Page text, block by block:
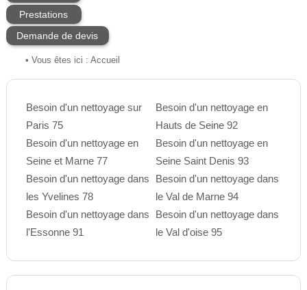
Prestations
Demande de devis
• Vous êtes ici : Accueil
Besoin d'un nettoyage sur
Paris 75
Besoin d'un nettoyage en
Seine et Marne 77
Besoin d'un nettoyage dans
les Yvelines 78
Besoin d'un nettoyage dans
l'Essonne 91
Besoin d'un nettoyage en
Hauts de Seine 92
Besoin d'un nettoyage en
Seine Saint Denis 93
Besoin d'un nettoyage dans
le Val de Marne 94
Besoin d'un nettoyage dans
le Val d'oise 95